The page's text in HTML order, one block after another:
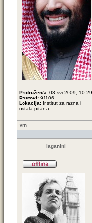
Pridružen/a: 03 svi 2009, 10:29
Postovi: 91106
Lokacija: Institut za razna i
ostala pitanja
Vrh
laganini